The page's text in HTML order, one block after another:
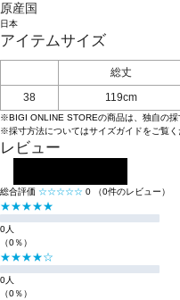
原産国
日本
アイテムサイズ
総丈
38
119cm
※BIGI ONLINE STOREの商品は、独自の採
※採寸方法についてはサイズガイドをご覧く
レビュー
総合評価 ☆☆☆☆☆ 0 （0件のレビュー）
★★★★★
0人
（0％）
★★★★☆
0人
（0％）